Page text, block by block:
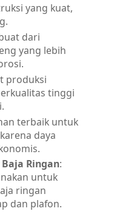
yang kuat,
dari
yang lebih
produksi
tinggi
terbaik untuk
daya
Ringan:
untuk
ringan
dan plafon.